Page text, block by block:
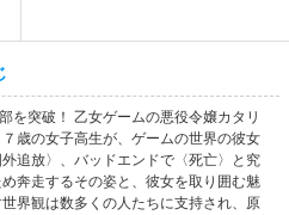
を突破！ 乙女ゲームの悪役令嬢カタリ
歳の女子高生が、ゲームの世界の彼女
追放〉、バッドエンドで〈死亡〉と究
奔走するその姿と、彼女を取り囲む魅
界観は数多くの人たちに支持され、原